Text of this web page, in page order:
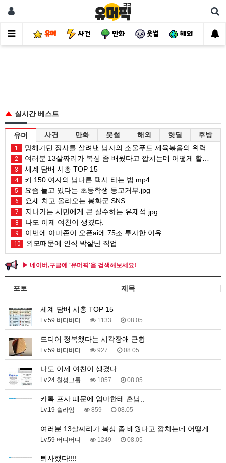
유머 사건 만화 웃썰 해외 핫
실시간 베스트
유머 사건 만화 웃썰 해외 핫딜 후방
1 망해가던 장사를 살려낸 남자의 소울푸드 제육볶음의 위력 ㅋㅋ
2 여러분 13살짜리가 복싱 좀 배웠다고 깝치는데 어떻게 할까요?
3 세계 담배 시총 TOP 15
4 키 150 여자의 남다른 택시 타는 법.mp4
5 요즘 늘고 있다는 초등학생 등교거부.jpg
6 요새 치고 올라오는 봉화군 SNS
7 지나가는 시민에게 큰 실수하는 유재석.jpg
8 나도 이제 여친이 생겼다.
9 이번에 아마존이 오픈ai에 75조 투자한 이유
10 외모때문에 인식 박살난 직업
▶ 네이버,구글에 '유머픽'을 검색해보세요!
포토 제목
세계 담배 시총 TOP 15
Lv.59 버디버디 1133 08.05
드디어 정복했다는 시각장애 근황
Lv.59 버디버디 927 08.05
나도 이제 여친이 생겼다.
Lv.24 칠성그룹 1057 08.05
카톡 프사 때문에 엄마한테 혼남;;
Lv.19 슬라임 859 08.05
여러분 13살짜리가 복싱 좀 배웠다고 깝치는데 어떻게 …
Lv.59 버디버디 1249 08.05
퇴사했다!!!!